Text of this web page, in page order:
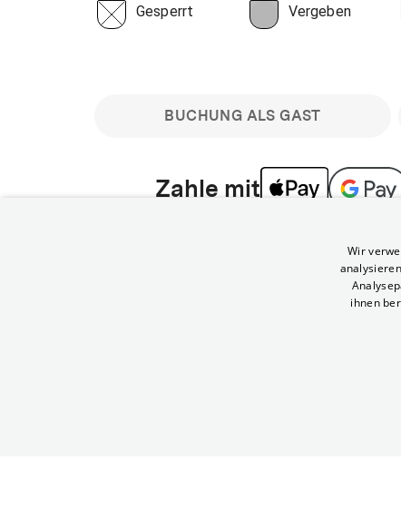
Gesperrt Vergeben
BUCHUNG ALS GAST
Zahle mit
Bitte beachte: Gastbuchungen sind nicht
min vor Filmbeginn stornierbare Tickets für
Melde dich an, um deine Benefits nutzen zu
Nur sofern du die Buchung angemeldet mit
Wir
ihnen